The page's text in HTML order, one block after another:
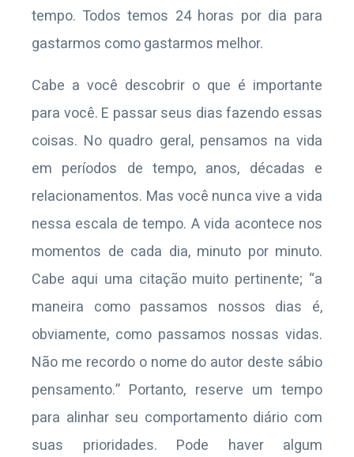
tempo. Todos temos 24 horas por dia para
gastarmos como gastarmos melhor.
Cabe a você descobrir o que é importante
para você. E passar seus dias fazendo essas
coisas. No quadro geral, pensamos na vida
em períodos de tempo, anos, décadas e
relacionamentos. Mas você nunca vive a vida
nessa escala de tempo. A vida acontece nos
momentos de cada dia, minuto por minuto.
Cabe aqui uma citação muito pertinente; “a
maneira como passamos nossos dias é,
obviamente, como passamos nossas vidas.
Não me recordo o nome do autor deste sábio
pensamento.” Portanto, reserve um tempo
para alinhar seu comportamento diário com
suas prioridades. Pode haver algum